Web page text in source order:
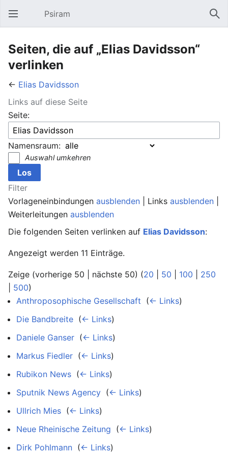
Hauptmenü öffnen Psiram
Seiten, die auf „Elias Davidsson“
verlinken
← Elias Davidsson
Links auf diese Seite
Seite:
Namensraum:
Auswahl umkehren
Filter
Vorlageneinbindungen ausblenden | Links ausblenden
Weiterleitungen ausblenden
Die folgenden Seiten verlinken auf Elias Davidsson:
Angezeigt werden 11 Einträge.
Zeige (vorherige 50 | nächste 50) (20 50 100
250
500)
Anthroposophische Gesellschaft (← Links)
Die Bandbreite (← Links)
Daniele Ganser (← Links)
Markus Fiedler (← Links)
Rubikon News (← Links)
Sputnik News Agency (← Links)
Ullrich Mies (← Links)
Neue Rheinische Zeitung (← Links)
Dirk Pohlmann (← Links)